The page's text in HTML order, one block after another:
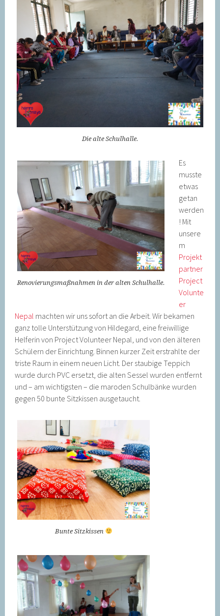
Die alte Schulhalle.
Renovierungsmaßnahmen in der alten Schulhalle.
Es
musste
etwas
getan
werden
! Mit
unsere
m
Projekt
partner
Project
Volunte
er
Nepal machten wir uns sofort an die Arbeit. Wir bekamen
ganz tolle Unterstützung von Hildegard, eine freiwillige
Helferin von Project Volunteer Nepal, und von den älteren
Schülern der Einrichtung. Binnen kurzer Zeit erstrahlte der
triste Raum in einem neuen Licht. Der staubige Teppich
wurde durch PVC ersetzt, die alten Sessel wurden entfernt
und – am wichtigsten – die maroden Schulbänke wurden
gegen 50 bunte Sitzkissen ausgetaucht.
Bunte Sitzkissen